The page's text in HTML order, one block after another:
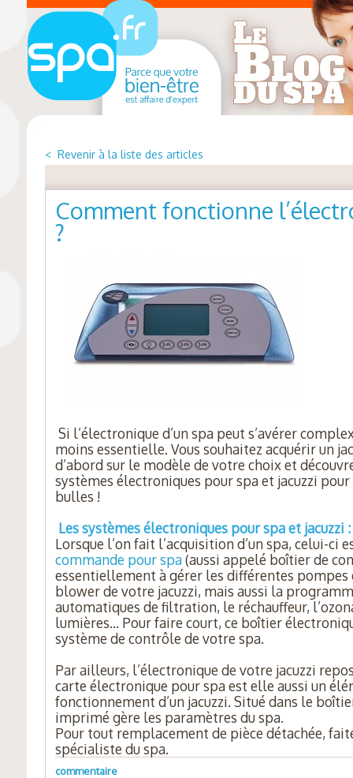
< Revenir à la liste des articles
Comment fonctionne
?
Si l’électronique d’un spa peut s’avérer
moins essentielle. Vous souhaitez acquérir un
d’abord sur le modèle de votre choix et
systèmes électroniques pour spa et jacuzzi
bulles !
Les systèmes électroniques pour spa et
Lorsque l’on fait l’acquisition d’un spa, celui-ci
commande pour spa(aussi appelé boîtier de
essentiellement à gérer les différentes
blower de votre jacuzzi, mais aussi la
automatiques de filtration, le réchauffeur,
lumières… Pour faire court, ce boîtier
système de contrôle de votre spa.
Par ailleurs, l’électronique de votre jacuzzi
carte électronique pour spa est elle aussi un
fonctionnement d’un jacuzzi. Situé dans le
imprimé gère les paramètres du spa.
Pour tout remplacement de pièce détachée,
spécialiste du spa.
commentaire